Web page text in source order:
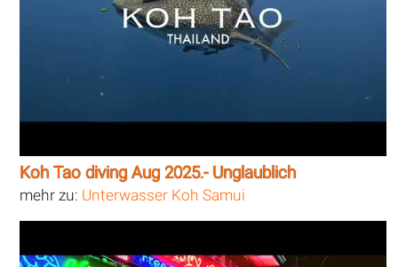
Koh Tao diving Aug 2025.- Unglaublich
mehr zu: Unterwasser Koh Samui